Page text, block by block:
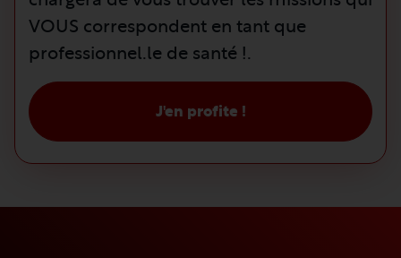
VOUS correspondent en tant que
professionnel.le de santé !.
J'en profite !